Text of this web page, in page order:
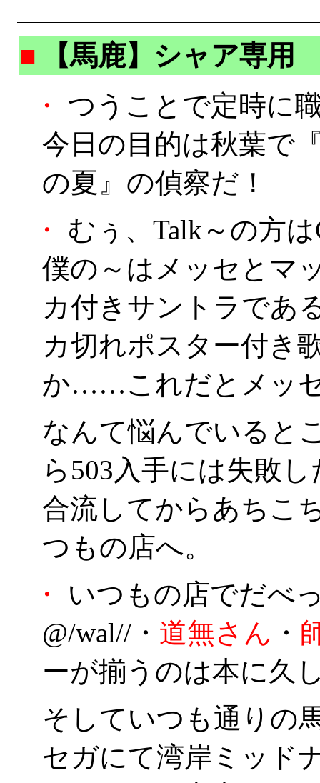
■
【馬鹿】シャア専用
・
つうことで定時に
今日の目的は秋葉で
の夏』の偵察だ！
・
むぅ、Talk～の方
僕の～はメッセとマ
カ付きサントラであ
カ切れポスター付き
か……これだとメッ
なんて悩んでいると
ら503入手には失敗
合流してからあちこ
つもの店へ。
・
いつもの店でだべ
@/wal//・ 道無さん ・
ーが揃うのは本に久
そしていつも通りの
セガにて湾岸ミッド